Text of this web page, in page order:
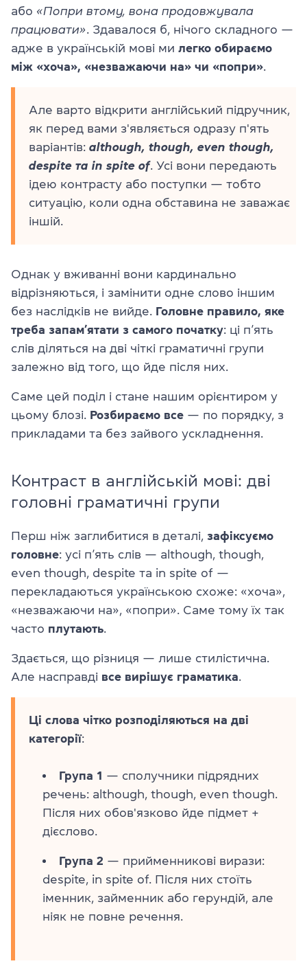
або «Попри втому, вона продовжувала
працювати» . Здавалося б, нічого складного —
адже в українській мові ми легко обираємо
між «хоча», «незважаючи на» чи «попри»
Але варто відкрити англійський підручник,
як перед вами з'являється одразу п'ять
варіантів: although, though, even though,
despite та in spite of. Усі вони передають
ідею контрасту або поступки — тобто
ситуацію, коли одна обставина не заважає
іншій.
Однак у вживанні вони кардинально
відрізняються, і замінити одне слово іншим
без наслідків не вийде. Головне правило, яке
треба запам’ятати з самого початку: ці п’ять
слів діляться на дві чіткі граматичні групи
залежно від того, що йде після них.
Саме цей поділ і стане нашим орієнтиром у
цьому блозі. Розбираємо все — по порядку, з
прикладами та без зайвого ускладнення.
Контраст в англійській мові: дві
головні граматичні групи
Перш ніж заглибитися в деталі, зафіксуємо
головне: усі п’ять слів — although, though,
even though, despite та in spite of —
перекладаються українською схоже: «хоча»,
«незважаючи на», «попри». Саме тому їх так
часто плутають
Здається, що різниця — лише стилістична.
Але насправді все вирішує граматика
Ці слова чітко розподіляються на дві
категорії:
Група 1 — сполучники підрядних
речень: although, though, even though.
Після них обов'язково йде підмет +
дієслово.
Група 2 — прийменникові вирази:
despite, in spite of. Після них стоїть
іменник, займенник або герундій, але
ніяк не повне речення.